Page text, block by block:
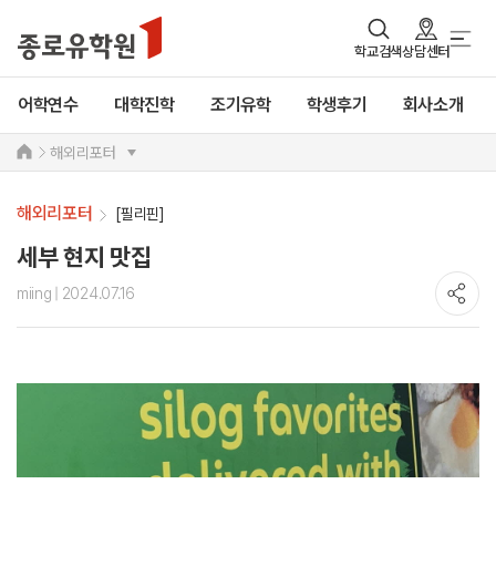
학교검색상담센터
어학연수 대학진학 조기유학 학생후기 회사소개
해외리포터
해외리포터 [필리핀]
세부 현지 맛집
miing | 2024.07.16